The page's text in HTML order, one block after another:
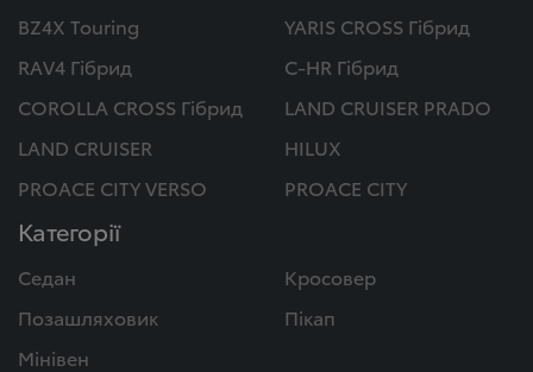
BZ4X Touring
YARIS CROSS Гібрид
RAV4 Гібрид
C-HR Гібрид
COROLLA CROSS Гібрид
LAND CRUISER PRADO
LAND CRUISER
HILUX
PROACE CITY VERSO
PROACE CITY
Категорії
Седан
Кросовер
Позашляховик
Пікап
Мінівен